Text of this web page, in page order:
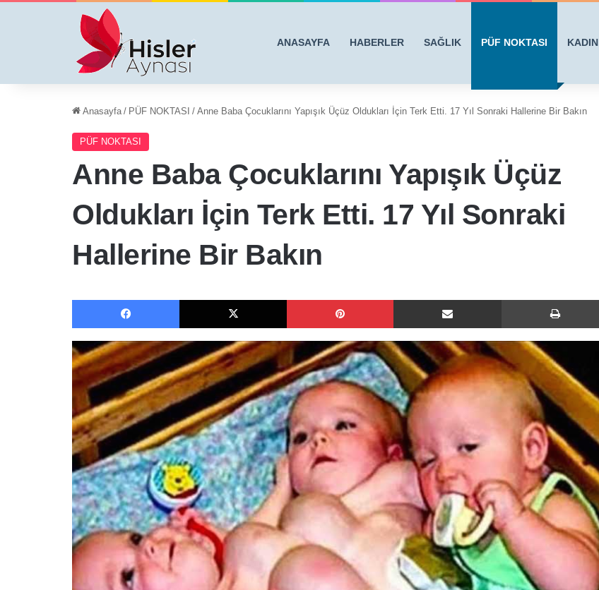
ANASAYFA HABERLER SAĞLIK PÜF NOKTASI KADIN
Anasayfa / PÜF NOKTASI / Anne Baba Çocuklarını Yapışık Üçüz Oldukları İçin Terk Etti. 17 Yıl Sonraki Hallerine Bir Bakın
PÜF NOKTASI
Anne Baba Çocuklarını Yapışık Üçüz
Oldukları İçin Terk Etti. 17 Yıl Sonraki
Hallerine Bir Bakın
Facebook X Pinterest E-Posta ile paylaş